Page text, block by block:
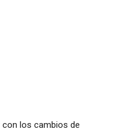
los cambios de